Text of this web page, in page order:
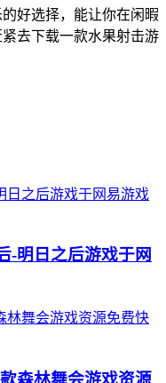
好选择，能让你在闲暇
去下载一款水果射击游
-明日之后游戏于网
森林舞会游戏资源